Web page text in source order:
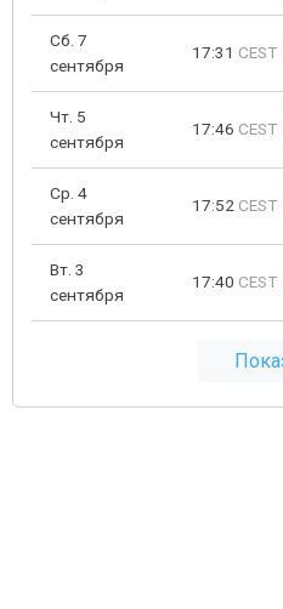
Сб. 7
сентября
17:31 CEST
Чт. 5
сентября
17:46 CEST
Ср. 4
сентября
17:52 CEST
Вт. 3
сентября
17:40 CEST